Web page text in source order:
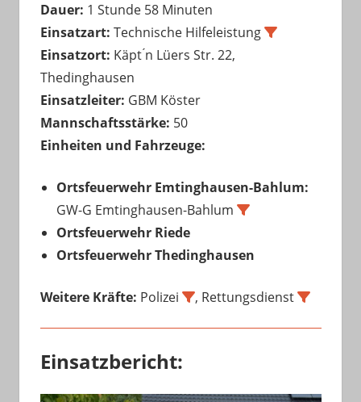
Dauer: 1 Stunde 58 Minuten
Einsatzart: Technische Hilfeleistung
Einsatzort: Käpt ́n Lüers Str. 22,
Thedinghausen
Einsatzleiter: GBM Köster
Mannschaftsstärke: 50
Einheiten und Fahrzeuge:
Ortsfeuerwehr Emtinghausen-Bahlum:
GW-G Emtinghausen-Bahlum
Ortsfeuerwehr Riede
Ortsfeuerwehr Thedinghausen
Weitere Kräfte: Polizei , Rettungsdienst
Einsatzbericht: